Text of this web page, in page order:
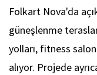
Folkart Nova'da
güneşlenme
yolları, fitness
alıyor. Projede